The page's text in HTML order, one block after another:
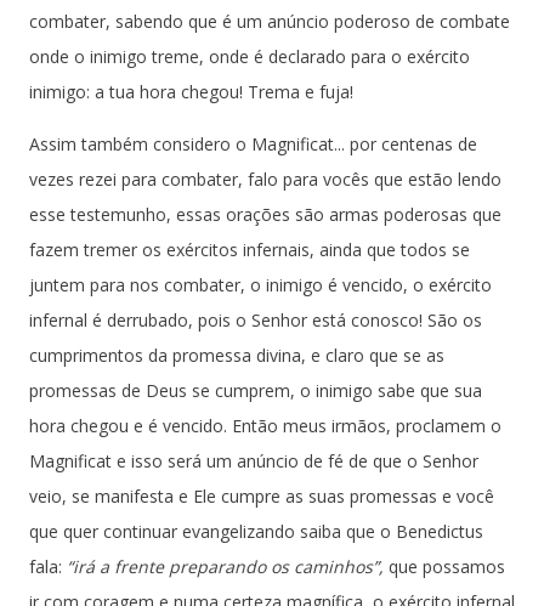
combater, sabendo que é um anúncio poderoso de combate
onde o inimigo treme, onde é declarado para o exército
inimigo: a tua hora chegou! Trema e fuja!
Assim também considero o Magnificat... por centenas de
vezes rezei para combater, falo para vocês que estão lendo
esse testemunho, essas orações são armas poderosas que
fazem tremer os exércitos infernais, ainda que todos se
juntem para nos combater, o inimigo é vencido, o exército
infernal é derrubado, pois o Senhor está conosco! São os
cumprimentos da promessa divina, e claro que se as
promessas de Deus se cumprem, o inimigo sabe que sua
hora chegou e é vencido. Então meus irmãos, proclamem o
Magnificat e isso será um anúncio de fé de que o Senhor
veio, se manifesta e Ele cumpre as suas promessas e você
que quer continuar evangelizando saiba que o Benedictus
fala: “irá a frente preparando os caminhos”, que possamos